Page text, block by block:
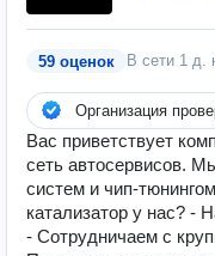
59 оценок В сети 1 д.
Организация
Вас приветствует
сеть автосервисов.
систем и чип-
катализатор у нас? -
- Сотрудничаем с